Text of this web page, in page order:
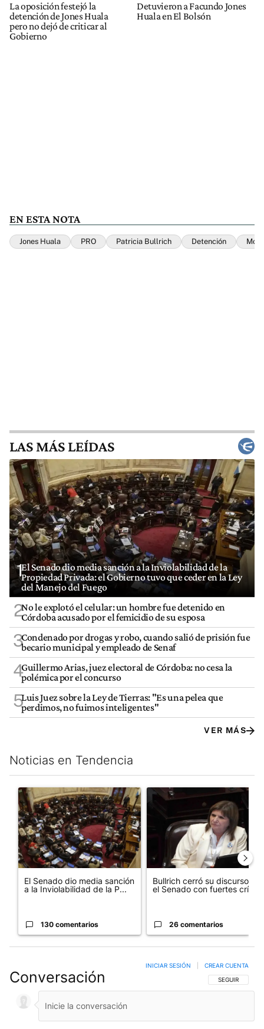
La oposición festejó la
detención de Jones Huala
pero no dejó de criticar al
Gobierno
Detuvieron a Facundo Jones
Huala en El Bolsón
EN ESTA NOTA
Jones Huala PRO Patricia Bullrich Detención
LAS MÁS LEÍDAS
1El Senado dio media sanción a la Inviolabilidad de la
Propiedad Privada: el Gobierno tuvo que ceder en la Ley
del Manejo del Fuego
2No le explotó el celular: un hombre fue detenido en
Córdoba acusado por el femicidio de su esposa
3Condenado por drogas y robo, cuando salió de prisión fue
becario municipal y empleado de Senaf
4Guillermo Arias, juez electoral de Córdoba: no cesa la
polémica por el concurso
5Luis Juez sobre la Ley de Tierras: "Es una pelea que
perdimos, no fuimos inteligentes"
VER MÁS
Noticias en Tendencia
Este listado muestra los artículos con más comentarios en los
Un artículo de tendencia con el título "El Senado dio media
El Senado dio media sanción
a la Inviolabilidad de la P...
130 comentarios
Un artículo de tendencia con
Bullrich cerró su discurso en
el Senado con fuertes crí...
26 comentarios
Conversación SIGA ESTA
SEGUIR
INICIAR SESIÓN CREAR CUENTA